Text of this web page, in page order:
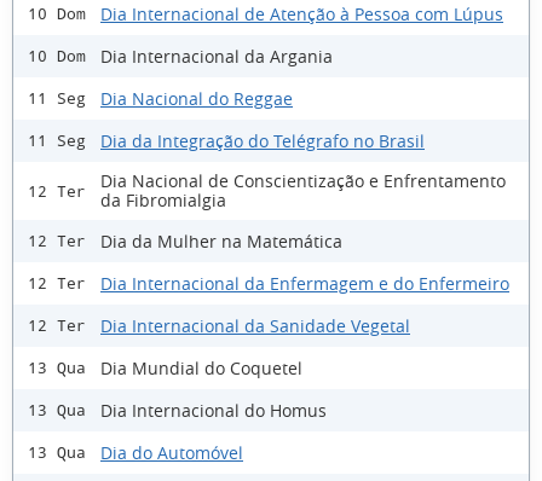
10 Dom Dia Internacional de Atenção à Pessoa com Lúpus
10 Dom Dia Internacional da Argania
11 Seg Dia Nacional do Reggae
11 Seg Dia da Integração do Telégrafo no Brasil
12 Ter
Dia Nacional de Conscientização e Enfrentamento
da Fibromialgia
12 Ter Dia da Mulher na Matemática
12 Ter Dia Internacional da Enfermagem e do Enfermeiro
12 Ter Dia Internacional da Sanidade Vegetal
13 Qua Dia Mundial do Coquetel
13 Qua Dia Internacional do Homus
13 Qua Dia do Automóvel